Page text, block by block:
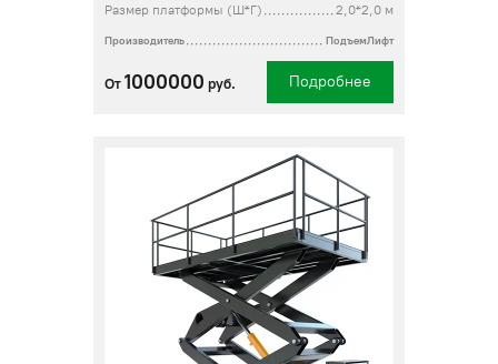
Размер платформы (Ш*Г)
2,0*2,0 м
Производитель ПодъемЛифт
От 1000000 руб. Подробнее